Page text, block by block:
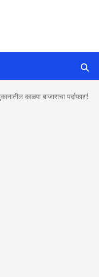
काळ्या बाजाराचा पर्दाफाश!